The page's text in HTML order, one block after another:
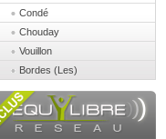
Condé
Chouday
Vouillon
Bordes (Les)